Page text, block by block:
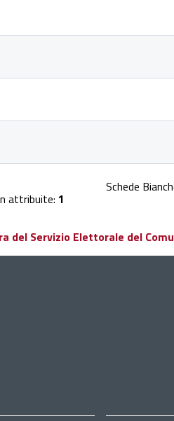
Schede
attribuite: 1
Servizio Elettorale del